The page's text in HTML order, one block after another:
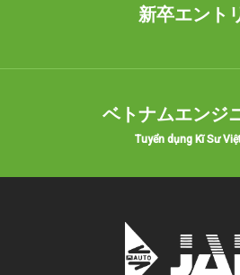
新卒エント
ベトナムエンジ
Tuyển dụng Kĩ Sư